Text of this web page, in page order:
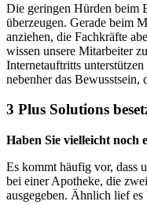
Die geringen Hürden beim
überzeugen. Gerade beim
anziehen, die Fachkräfte
wissen unsere Mitarbeiter
Internetauftritts
nebenher das Bewusstsein,
3 Plus Solutions
Haben Sie vielleicht noch
Es kommt häufig vor, dass
bei einer Apotheke, die
ausgegeben. Ähnlich lief